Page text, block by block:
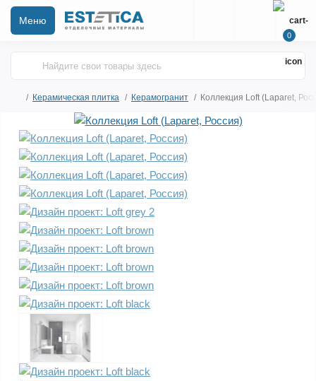
Меню
0
Керамическая плитка Керамогранит Коллекция Loft (Laparet,